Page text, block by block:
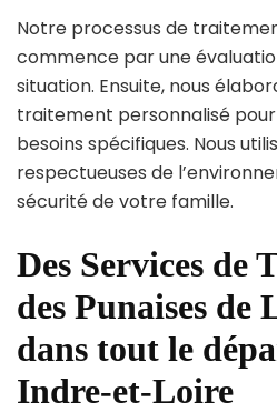
Notre processus de
commence par une
situation. Ensuite, nous
traitement personnalisé
besoins spécifiques. Nous
respectueuses de
sécurité de votre famille.
Des Services de
des Punaises
dans tout le
Indre-et-Loire